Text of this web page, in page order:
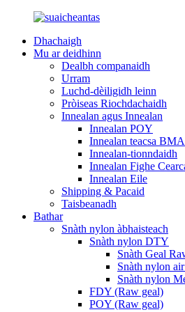
Dhachaigh
Mu ar deidhinn
Dealbh companaidh
Urram
Luchd-dèiligidh leinn
Pròiseas Riochdachaidh
Innealan agus Innealan
Innealan POY
Innealan teacsa
Innealan-tionndaidh
Innealan Fighe
Innealan Eile
Shipping & Pacaid
Taisbeanadh
Bathar
Snàth nylon àbhaisteach
Snàth nylon DTY
Snàth Geal
Snàth nylon
Snàth nylon
FDY (Raw geal)
POY (Raw geal)